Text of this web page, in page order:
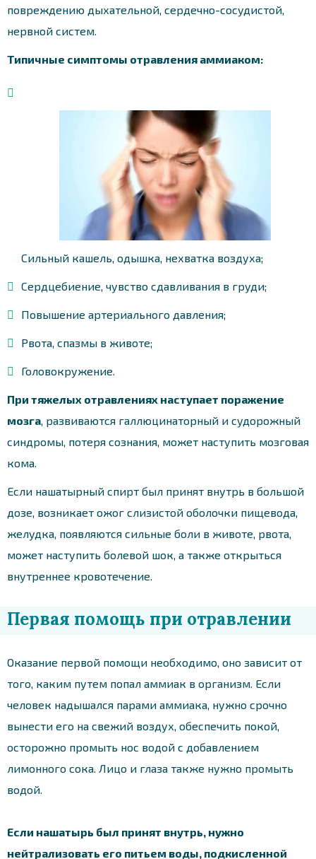
повреждению дыхательной, сердечно-сосудистой,
нервной систем.
Типичные симптомы отравления аммиаком:
Сильный кашель, одышка, нехватка воздуха;
Сердцебиение, чувство сдавливания в груди;
Повышение артериального давления;
Рвота, спазмы в животе;
Головокружение.
При тяжелых отравлениях наступает поражение
мозга , развиваются галлюцинаторный и судорожный
синдромы, потеря сознания, может наступить мозговая
кома.
Если нашатырный спирт был принят внутрь в большой
дозе, возникает ожог слизистой оболочки пищевода,
желудка, появляются сильные боли в животе, рвота,
может наступить болевой шок, а также открыться
внутреннее кровотечение.
Первая помощь при отравлении
Оказание первой помощи необходимо, оно зависит от
того, каким путем попал аммиак в организм. Если
человек надышался парами аммиака, нужно срочно
вынести его на свежий воздух, обеспечить покой,
осторожно промыть нос водой с добавлением
лимонного сока. Лицо и глаза также нужно промыть
водой.
Если нашатырь был принят внутрь, нужно
нейтрализовать его питьем воды, подкисленной